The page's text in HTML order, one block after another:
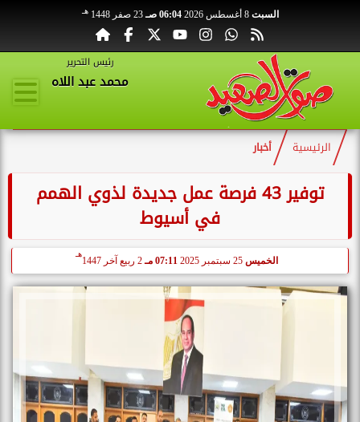
السبت 8 أغسطس 2026 06:04 صـ 23 صفر 1448 هـ
رئيس التحرير
محمد عبد اللاه
الرئيسية أخبار
توفير 43 فرصة عمل جديدة لذوي الهمم
في أسيوط
الخميس 07:11 مـ 2 ربيع آخر 1447
هـ